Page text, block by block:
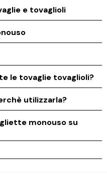
e tovaglioli
le tovaglie tovaglioli?
utilizzarla?
monouso su